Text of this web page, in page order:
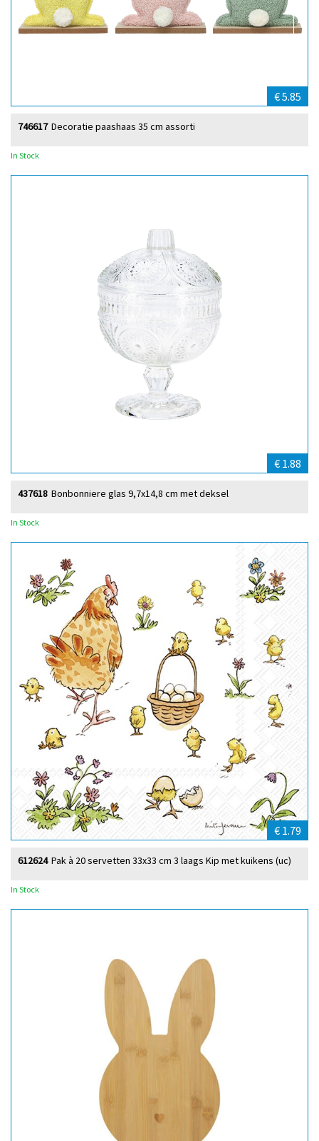
€ 5.85
Decoratie paashaas 35 cm assorti
746617
In Stock
€ 1.88
Bonbonniere glas 9,7x14,8 cm met deksel
437618
In Stock
€ 1.79
Pak à 20 servetten 33x33 cm 3 laags Kip met kuikens (uc)
612624
In Stock